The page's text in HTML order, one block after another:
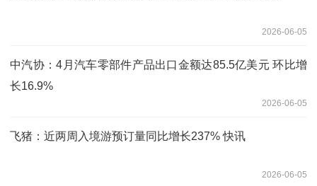
2026-06-05
中汽协：4月汽车零部件产品出口金额达85.5亿美元 环比增
长16.9%
2026-06-05
飞猪：近两周入境游预订量同比增长237% 快讯
2026-06-05